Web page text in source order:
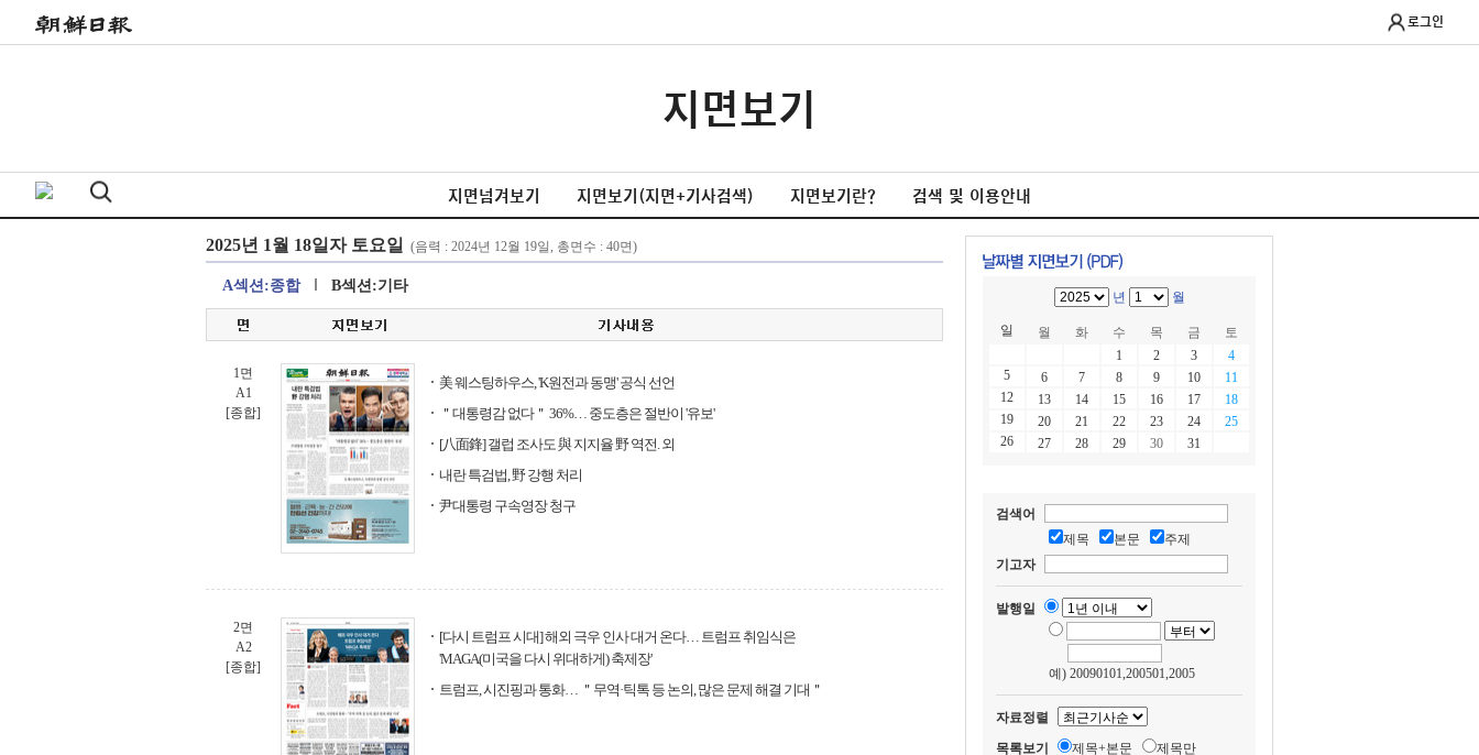
로그인
지면보기
지면넘겨보기 지면보기(지면+기사검색) 지면보기란? 검색 및 이용안내
A섹션:종합 B섹션:기타
1면
A1
[종합]
美 웨스팅하우스, 'K원전과 동맹' 공식 선언
＂대통령감 없다＂ 36%… 중도층은 절반이 '유보'
[八面鋒] 갤럽 조사도 與 지지율 野 역전. 외
내란 특검법, 野 강행 처리
尹대통령 구속영장 청구
2면
A2
[종합]
[다시 트럼프 시대] 해외 극우 인사 대거 온다… 트럼프 취임식은
'MAGA(미국을 다시 위대하게) 축제장'
트럼프, 시진핑과 통화… ＂무역·틱톡 등 논의, 많은 문제 해결 기대＂